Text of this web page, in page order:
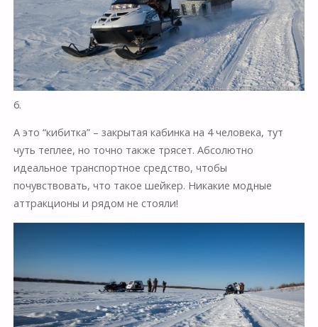
6.
А это “кибитка” – закрытая кабинка на 4 человека, тут
чуть теплее, но точно также трясет. Абсолютно
идеальное транспортное средство, чтобы
почувствовать, что такое шейкер. Никакие модные
аттракционы и рядом не стояли!